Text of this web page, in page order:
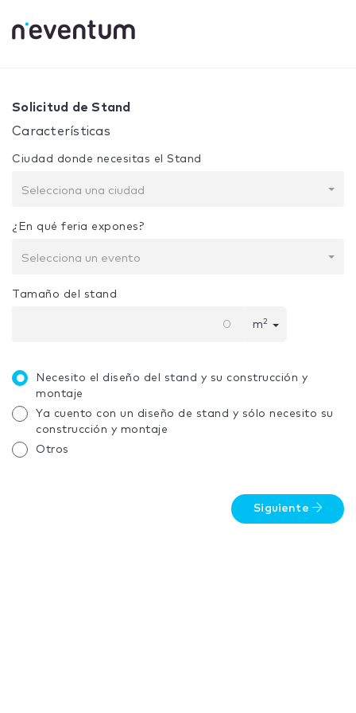
Tu selección: Diseño + Construcción
Solicitud de Stand
Características
Ciudad donde necesitas el Stand
Selecciona una ciudad
¿En qué feria expones?
Selecciona un evento
Tamaño del stand
m2
Necesito el diseño del stand y su construcción y
montaje
Ya cuento con un diseño de stand y sólo necesito su
construcción y montaje
Otros
Siguiente